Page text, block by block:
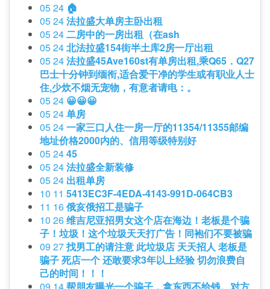
05 24 🏠
05 24法拉盛大单房主卧出租
05 24二房中的一房出租（在ash
05 24北法拉盛154街半土库2房一厅出租
05 24法拉盛45Ave160st有单房出租,乘Q65．Q27
巴士十分钟到缅衔,适合爱干净的学生或有职业人士
住,少炊不烟无宠物，有意者请电：。
05 24 😀😀😀
05 24单房
05 24一家三口人住一房一厅的11354/11355邮编
地址价格2000内的、信用等级特别好
05 2445
05 24法拉盛全新装修
05 24 出租单房
10 11 5413EC3F-4EDA-4143-991D-064CB3
11 16俄亥俄招工是骗子
10 26维吉尼亚招男女这个店在海边！老板是个骗
子！垃圾！这个垃圾天天打广告！同袍们不要被骗
09 27找男工的请注意 此垃圾店 天天招人 老板是
骗子 死店一个 还敢要求3年以上经验 切勿浪费自
己的时间！！！